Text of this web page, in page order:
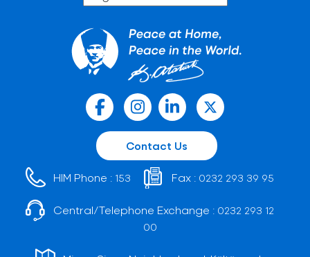
Contact Us
HIM Phone : 153 Fax : 0232 293 39 95
Central/Telephone Exchange : 0232 293 12
00